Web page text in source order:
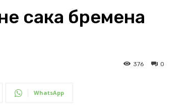
сака бремена
0
376
WhatsApp